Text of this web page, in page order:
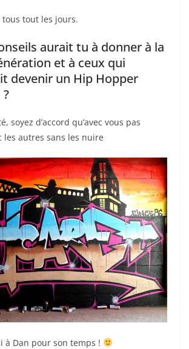
tout les jours.
aurait tu à donner à la
et à ceux qui
devenir un Hip Hopper
soyez d’accord qu’avec vous pas
les autres sans les nuire
à Dan pour son temps !